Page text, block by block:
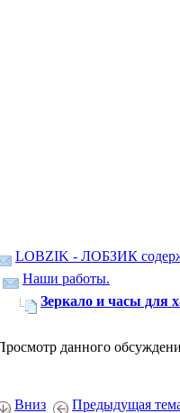
LOBZIK - ЛОБЗИК
Наши работы.
Зеркало и часы для
данного
Вниз Предыдущая